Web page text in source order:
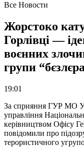
Все Новости
Жорстоко
Горлівці —
воєнних
групи
19:01
За сприяння ГУР МО
управління
керівництвом Офісу
повідомили про
терористичного